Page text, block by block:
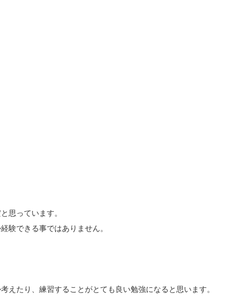
思っています。
験できる事ではありません。
たり、練習することがとても良い勉強になると思います。